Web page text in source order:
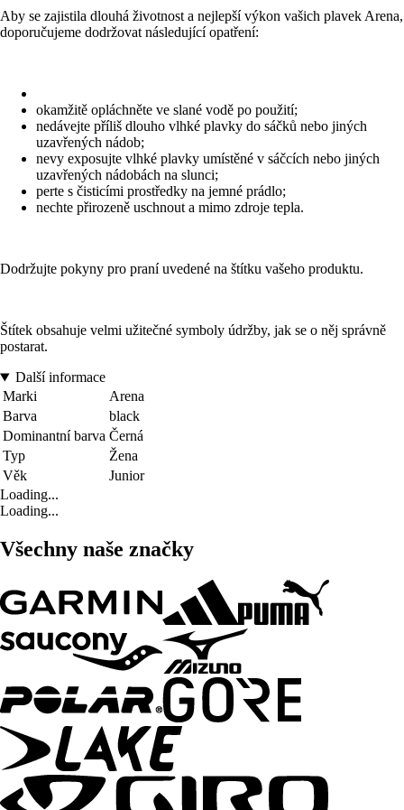
Aby se zajistila dlouhá životnost a nejlepší výkon vašich plavek Arena,
doporučujeme dodržovat následující opatření:
okamžitě opláchněte ve slané vodě po použití;
nedávejte příliš dlouho vlhké plavky do sáčků nebo jiných
uzavřených nádob;
nevy exposujte vlhké plavky umístěné v sáčcích nebo jiných
uzavřených nádobách na slunci;
perte s čisticími prostředky na jemné prádlo;
nechte přirozeně uschnout a mimo zdroje tepla.
Dodržujte pokyny pro praní uvedené na štítku vašeho produktu.
Štítek obsahuje velmi užitečné symboly údržby, jak se o něj správně
postarat.
Další informace
Marki
Arena
Barva
black
Dominantní barva Černá
Typ
Žena
Věk
Junior
Loading...
Loading...
Všechny naše značky